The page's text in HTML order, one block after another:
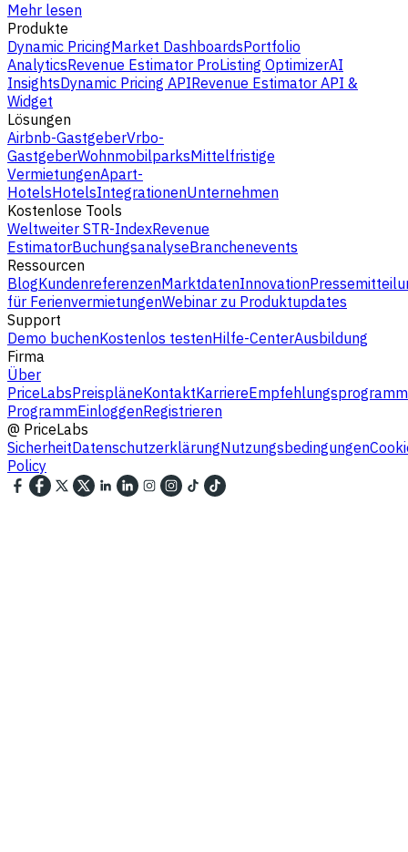
Mehr lesen
Produkte
Dynamic PricingMarket DashboardsPortfolio
AnalyticsRevenue Estimator ProListing OptimizerAI
InsightsDynamic Pricing APIRevenue Estimator API &
Widget
Lösungen
Airbnb-GastgeberVrbo-
GastgeberWohnmobilparksMittelfristige
VermietungenApart-
HotelsHotelsIntegrationenUnternehmen
Kostenlose Tools
Weltweiter STR-IndexRevenue
EstimatorBuchungsanalyseBranchenevents
Ressourcen
BlogKundenreferenzenMarktdatenInnovation
für FerienvermietungenWebinar zu Produktupdates
Support
Demo buchenKostenlos testenHilfe-CenterAusbildung
Firma
Über
PriceLabsPreispläneKontaktKarriereEmpfehlungsprogramm
ProgrammEinloggenRegistrieren
@ PriceLabs
SicherheitDatenschutzerklärungNutzungsbedingungen
Policy